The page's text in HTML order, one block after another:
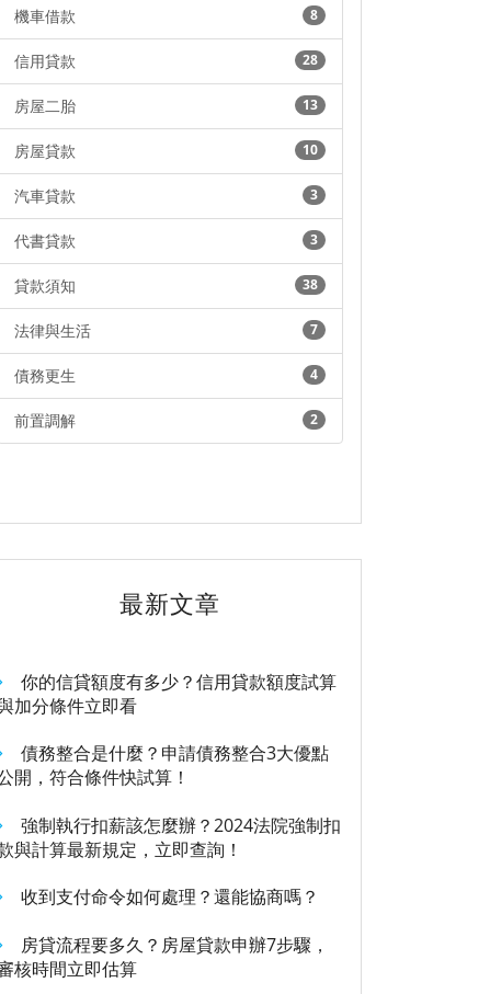
8
機車借款
28
信用貸款
13
房屋二胎
10
房屋貸款
3
汽車貸款
3
代書貸款
38
貸款須知
7
法律與生活
4
債務更生
2
前置調解
最新文章
你的信貸額度有多少？信用貸款額度試算
加分條件立即看
債務整合是什麼？申請債務整合3大優點
開，符合條件快試算！
強制執行扣薪該怎麼辦？2024法院強制扣
與計算最新規定，立即查詢！
收到支付命令如何處理？還能協商嗎？
房貸流程要多久？房屋貸款申辦7步驟，
核時間立即估算